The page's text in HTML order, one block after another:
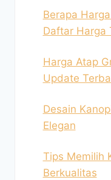
Berapa
Daftar Harga
Harga Atap
Update
Desain
Elegan
Tips Memilih
Berkualitas